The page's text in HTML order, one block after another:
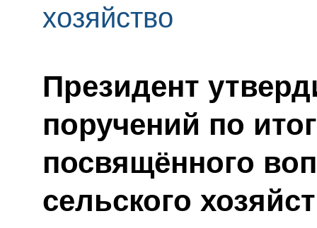
хозяйство
Президент
поручений по
посвящённого
сельского